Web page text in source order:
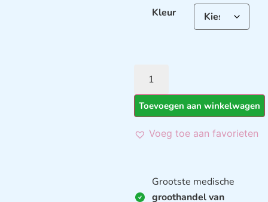
Kleur
Toevoegen aan winkelwagen
Voeg toe aan favorieten
Grootste medische
groothandel van